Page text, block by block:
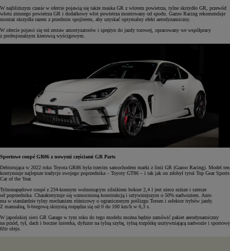
W najbliższym czasie w ofercie pojawią się także maska GR z wlotem powietrza, tylne skrzydło GR, przewód
wlotu zimnego powietrza GR i dodatkowy wlot powietrza montowany od spodu. Gazoo Racing rekomenduje
montaż skrzydła razem z przednim spojlerem, aby uzyskać optymalny efekt aerodynamiczny.
W ofercie pojawi się też zestaw amortyzatorów i sprężyn do jazdy torowej, opracowany we współpracy
z profesjonalnym kierowcą wyścigowym.
Sportowe coupé GR86 z nowymi częściami GR Parts
Debiutująca w 2022 roku Toyota GR86 była trzecim samochodem marki z linii GR (Gazoo Racing). Model ten
kontynuuje najlepsze tradycje swojego poprzednika – Toyoty GT86 – i tak jak on zdobył tytuł Top Gear Sports
Car of the Year.
Tylnonapędowe coupé z 234-konnym wolnossącym silnikiem bokser 2,4 l jest nieco niższe i szersze
od poprzednika. Charakteryzuje się wzmocnioną konstrukcją i sztywniejszym o 50% nadwoziem. Auto
ma w standardzie tylny mechanizm różnicowy o ograniczonym poślizgu Torsen i selektor trybów jazdy.
Z manualną, 6-biegową skrzynią rozpędza się od 0 do 100 km/h w 6,3 s.
W japońskiej sieci GR Garage w tym roku do tego modelu można będzie zamówić pakiet aerodynamiczny
na przód, tył, dach i boczne lusterka, dyfuzor na tylną szybę, tylną rozpórkę usztywniającą nadwozie i sportowy
filtr oleju.